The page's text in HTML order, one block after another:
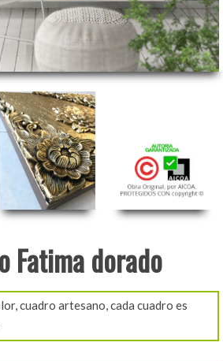
Fatima dorado
cuadro artesano, cada cuadro es